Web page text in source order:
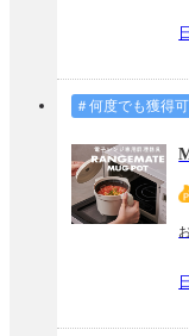
＃何度でも獲得可